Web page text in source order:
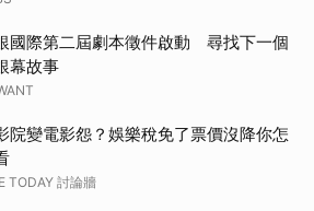
國際第二屆劇本徵件啟動 尋找下一個
幕故事
院變電影怨？娛樂稅免了票價沒降你怎
TODAY 討論牆